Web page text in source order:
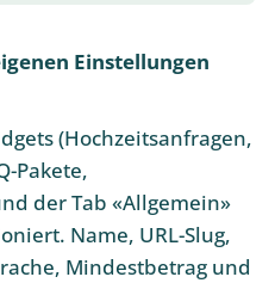
Einstellungen
(Hochzeitsanfragen,
Pakete,
der Tab «Allgemein»
Name, URL-Slug,
Mindestbetrag und